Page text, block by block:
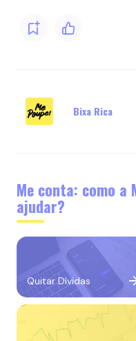
Bixa Rica
Me conta: como a
ajudar?
Quitar Dívidas